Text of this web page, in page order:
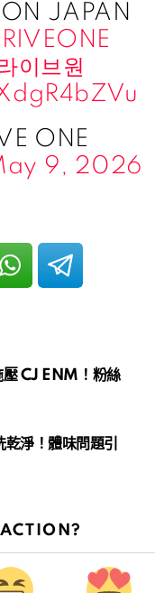
JAPAN
이브원
ONE
9, 2026
壓 CJ ENM！粉絲
淨！體味問題引